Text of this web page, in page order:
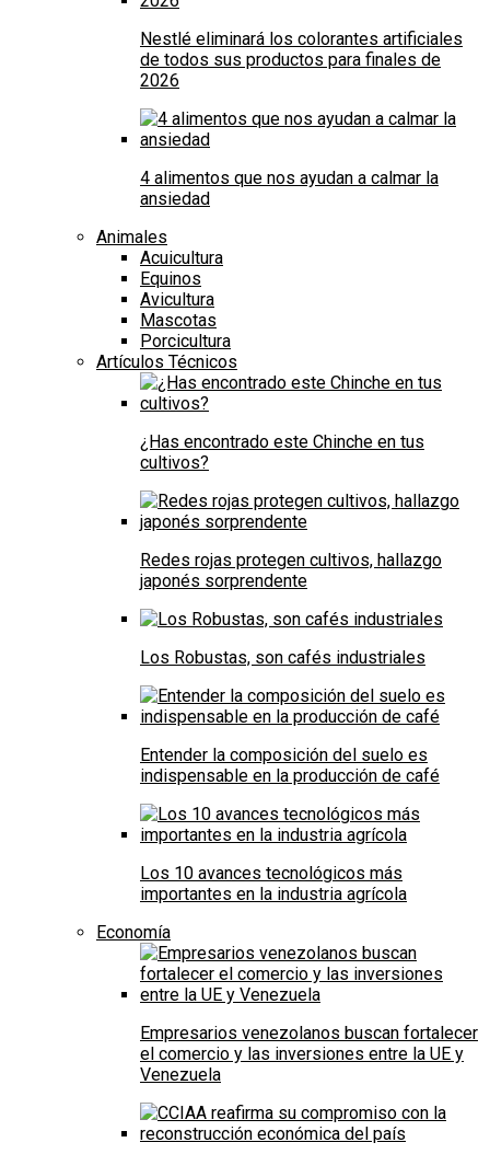
Nestlé eliminará los colorantes artificiales
de todos sus productos para finales de
2026
4 alimentos que nos ayudan a calmar la
ansiedad
Animales
Acuicultura
Equinos
Avicultura
Mascotas
Porcicultura
Artículos Técnicos
¿Has encontrado este Chinche en tus
cultivos?
Redes rojas protegen cultivos, hallazgo
japonés sorprendente
Los Robustas, son cafés industriales
Entender la composición del suelo es
indispensable en la producción de café
Los 10 avances tecnológicos más
importantes en la industria agrícola
Economía
Empresarios venezolanos buscan fortalecer
el comercio y las inversiones entre la UE y
Venezuela